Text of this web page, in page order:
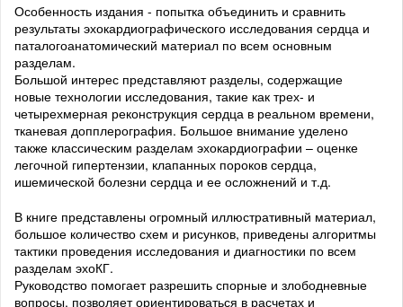
Особенность издания - попытка объединить и сравнить
результаты эхокардиографического исследования сердца и
паталогоанатомический материал по всем основным
разделам.
Большой интерес представляют разделы, содержащие
новые технологии исследования, такие как трех- и
четырехмерная реконструкция сердца в реальном времени,
тканевая допплерография. Большое внимание уделено
также классическим разделам эхокардиографии – оценке
легочной гипертензии, клапанных пороков сердца,
ишемической болезни сердца и ее осложнений и т.д.
В книге представлены огромный иллюстративный материал,
большое количество схем и рисунков, приведены алгоритмы
тактики проведения исследования и диагностики по всем
разделам эхоКГ.
Руководство помогает разрешить спорные и злободневные
вопросы, позволяет ориентироваться в расчетах и